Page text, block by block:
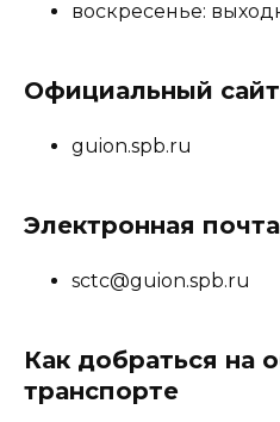
воскресенье:
Официальный сайт
guion.spb.ru
Электронная почта
sctc@guion.spb.ru
Как добраться на
транспорте